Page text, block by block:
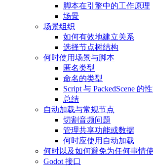
脚本在引擎中的工作原理
场景
场景组织
如何有效地建立关系
选择节点树结构
何时使用场景与脚本
匿名类型
命名的类型
Script 与 PackedScene 的
总结
自动加载与常规节点
切割音频问题
管理共享功能或数据
何时应使用自动加载
何时以及如何避免为任何事情
Godot 接口